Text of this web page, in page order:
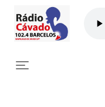
Toggle navigation